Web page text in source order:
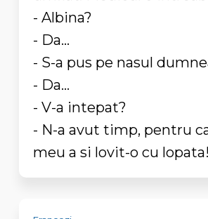
- Albina?
- Da...
- S-a pus pe nasul
- Da...
- V-a intepat?
- N-a avut timp, pentru
meu a si lovit-o cu lopata!